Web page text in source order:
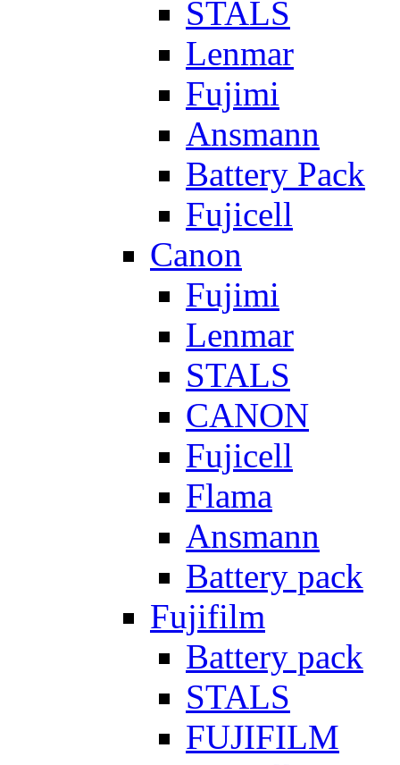
STALS
Lenmar
Fujimi
Ansmann
Battery Pack
Fujicell
Canon
Fujimi
Lenmar
STALS
CANON
Fujicell
Flama
Ansmann
Battery pack
Fujifilm
Battery pack
STALS
FUJIFILM